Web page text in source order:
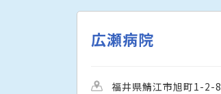
広瀬病院
福井県鯖江市旭町1-2-8